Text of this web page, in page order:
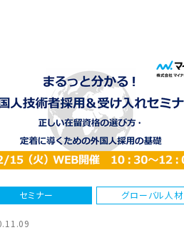
セミナー グローバル人材